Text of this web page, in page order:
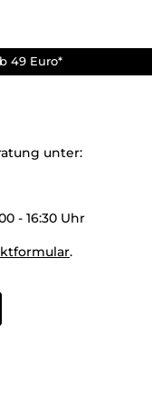
49 Euro*
unter:
- 16:30 Uhr
.